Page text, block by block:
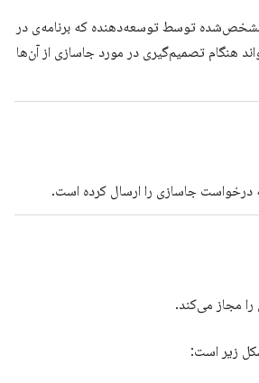
مشخص‌شده توسط توسعه‌دهنده که برنامه‌ی در
هنگام تصمیم‌گیری در مورد جاسازی از آن‌ها
درخواست جاسازی را ارسال کرده است.
مجاز می‌کند.
زیر است: